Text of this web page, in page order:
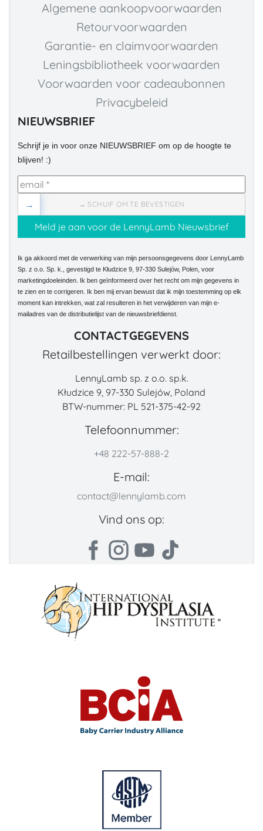
Algemene aankoopvoorwaarden
Retourvoorwaarden
Garantie- en claimvoorwaarden
Leningsbibliotheek voorwaarden
Voorwaarden voor cadeaubonnen
Privacybeleid
NIEUWSBRIEF
Schrijf je in voor onze NIEUWSBRIEF om op de hoogte te
blijven! :)
→ SCHUIF OM TE BEVESTIGEN
→
Ik ga akkoord met de verwerking van mijn persoonsgegevens door LennyLamb
Sp. z o.o. Sp. k., gevestigd te Kłudzice 9, 97-330 Sulejów, Polen, voor
marketingdoeleinden. Ik ben geïnformeerd over het recht om mijn gegevens in
te zien en te corrigeren. Ik ben mij ervan bewust dat ik mijn toestemming op elk
moment kan intrekken, wat zal resulteren in het verwijderen van mijn e-
mailadres van de distributielijst van de nieuwsbriefdienst.
CONTACTGEGEVENS
Retailbestellingen verwerkt door:
LennyLamb sp. z o.o. sp.k.
Kłudzice 9, 97-330 Sulejów, Poland
BTW-nummer: PL 521-375-42-92
Telefoonnummer:
+48 222-57-888-2
E-mail:
contact@lennylamb.com
Vind ons op: